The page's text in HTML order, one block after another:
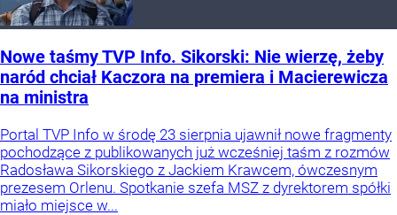
Nowe taśmy TVP Info. Sikorski: Nie wierzę, żeby
naród chciał Kaczora na premiera i Macierewicza
na ministra
Portal TVP Info w środę 23 sierpnia ujawnił nowe fragmenty
pochodzące z publikowanych już wcześniej taśm z rozmów
Radosława Sikorskiego z Jackiem Krawcem, ówczesnym
prezesem Orlenu. Spotkanie szefa MSZ z dyrektorem spółki
miało miejsce w...